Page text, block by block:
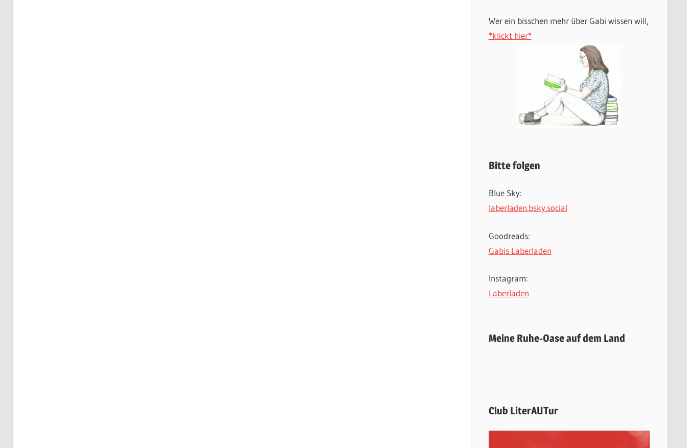
Wer ein bisschen mehr über Gabi wissen will,
*klickt hier*
Bitte folgen
Blue Sky:
laberladen.bsky.social
Goodreads:
Gabis Laberladen
Instagram:
Laberladen
Meine Ruhe-Oase auf dem Land
Club LiterAUTur